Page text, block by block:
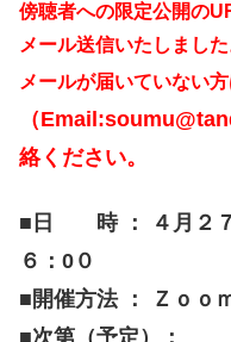
傍聴者への限定公開の
メール送信いたしました
メールが届いていない
（
絡ください。
■日 時 ： ４月２７
６：0０
■開催方法 ： Ｚｏｏ
■次第（予定）：